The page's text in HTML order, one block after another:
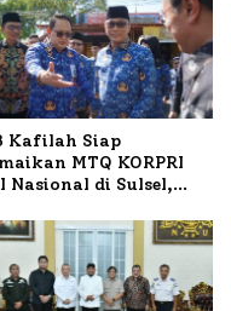
Kafilah Siap
MTQ KORPRI
Nasional di Sulsel,